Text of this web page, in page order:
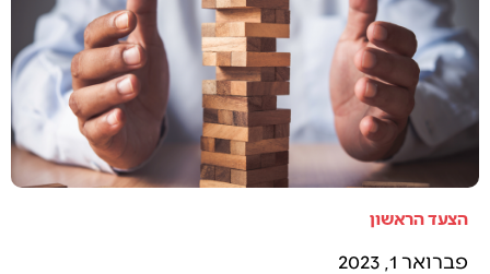
הצעד הראשון
פברואר 1, 2023